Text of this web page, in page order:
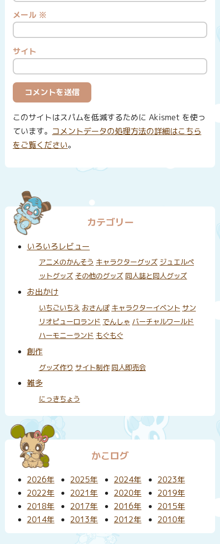
メール ※
サイト
このサイトはスパムを低減するために Akismet を使っ
ています。 コメントデータの処理方法の詳細はこちら
をご覧ください。
カテゴリー
いろいろレビュー
アニメのかんそう キャラクターグッズ ジュエルペ
ットグッズ その他のグッズ 同人誌と同人グッズ
お出かけ
いちごいちえ おさんぽ キャラクターイベント サン
リオピューロランド でんしゃ バーチャルワールド
ハーモニーランド もぐもぐ
創作
グッズ作り サイト制作 同人即売会
雑多
にっきちょう
かこログ
2026年 2025年 2024年
2023年
2022年
2021年 2020年
2019年
2018年
2017年 2016年
2015年
2014年
2013年 2012年 2010年